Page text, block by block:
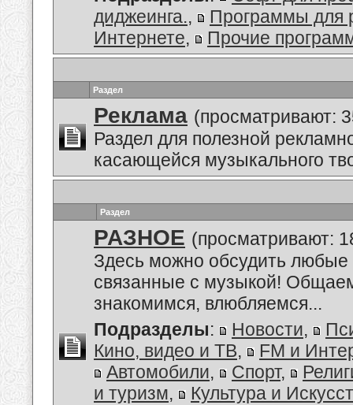
диджеинга.,
Программы для
Интернете, Прочие
Раздел
Реклама (просматривают:
Раздел для полезной
касающейся музыкального
Раздел
РАЗНОЕ (просматривают:
Здесь можно обсудить
связанные с музыкой!
знакомимся, влюбляемся...
Подразделы: Новости,
Кино, видео и ТВ,
FM и
Автомобили, Спорт,
и туризм,
Культура и